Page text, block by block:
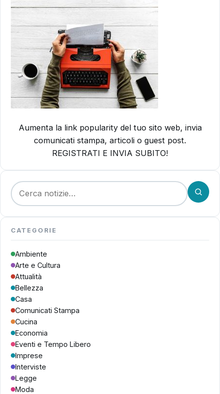
Aumenta la link popularity del tuo sito web, invia
comunicati stampa, articoli o guest post.
REGISTRATI E INVIA SUBITO!
Cerca:
CATEGORIE
Ambiente
Arte e Cultura
Attualità
Bellezza
Casa
Comunicati Stampa
Cucina
Economia
Eventi e Tempo Libero
Imprese
Interviste
Legge
Moda